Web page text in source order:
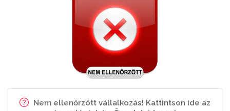
Nem ellenőrzött vállalkozás! Kattintson ide az